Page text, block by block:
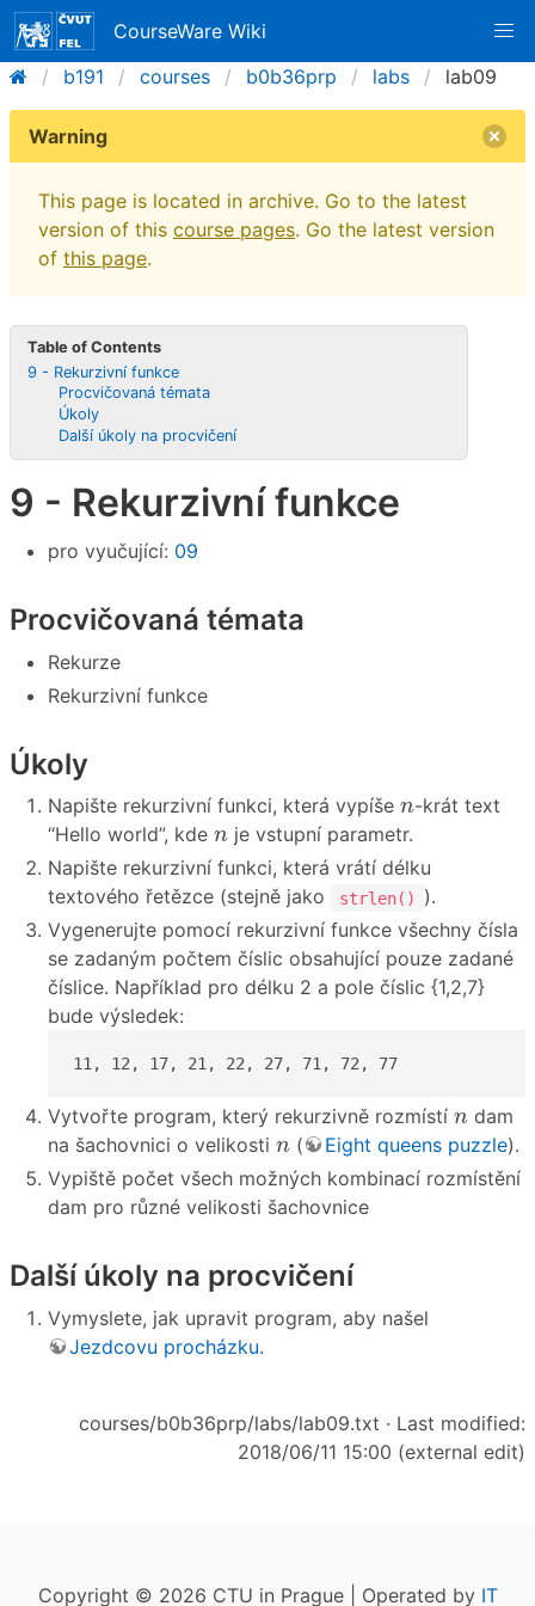
CourseWare Wiki
b191
courses b0b36prp labs lab09
Warning
This page is located in archive. Go to the latest
version of this course pages. Go the latest version
of this page.
Table of Contents
9 - Rekurzivní funkce
Procvičovaná témata
Úkoly
Další úkoly na procvičení
9 - Rekurzivní funkce
pro vyučující: 09
Procvičovaná témata
Rekurze
Rekurzivní funkce
Úkoly
Napište rekurzivní funkci, která vypíše n
n-krát text
“Hello world”, kde n
n je vstupní parametr.
Napište rekurzivní funkci, která vrátí délku
textového řetězce (stejně jako
strlen()
).
Vygenerujte pomocí rekurzivní funkce všechny čísla
se zadaným počtem číslic obsahující pouze zadané
číslice. Například pro délku 2 a pole číslic {1,2,7}
bude výsledek:
11, 12, 17, 21, 22, 27, 71, 72, 77
Vytvořte program, který rekurzivně rozmístí n
n dam
na šachovnici o velikosti n
n ( Eight queens puzzle).
Vypiště počet všech možných kombinací rozmístění
dam pro různé velikosti šachovnice
Další úkoly na procvičení
Vymyslete, jak upravit program, aby našel
Jezdcovu procházku.
courses/b0b36prp/labs/lab09.txt · Last modified:
2018/06/11 15:00 (external edit)
Copyright © 2026 CTU in Prague | Operated by IT